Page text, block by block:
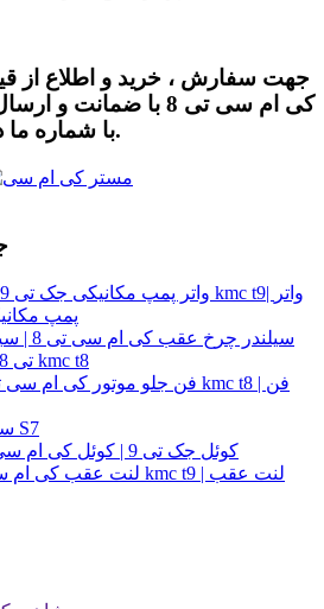
جهت سفارش ، خرید و اطلاع از
کی ام سی تی 8 با
با شماره ما در سایت تماس بگیرید.
پمپ
تی 8 | سیلندر چرخ عقب kmc t8
سرسیلندر کامل هایما S7
کوئل kmc t9| کوئل جک تی 9 | کوئل کی ام سی تی 9